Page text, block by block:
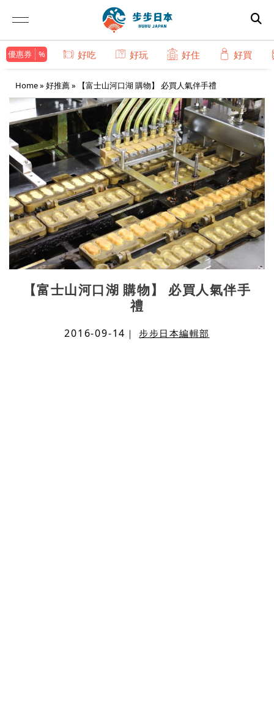
優惠券 好吃 好玩 好住 好買
Home» 好推薦» 【富士山河口湖 購物】 必買人氣伴手禮
【富士山河口湖 購物】 必買人氣伴手
禮
2016-09-14 ｜ 步步日本編輯部